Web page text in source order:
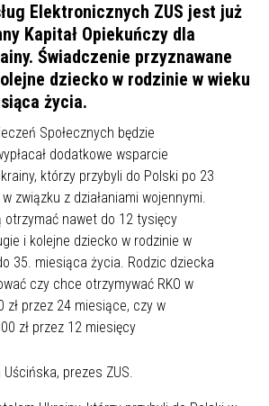
Elektronicznych ZUS jest już
Kapitał Opiekuńczy dla
Świadczenie przyznawane
dziecko w rodzinie w wieku
życia.
Społecznych będzie
dodatkowe wsparcie
którzy przybyli do Polski po 23
związku z działaniami wojennymi.
otrzymać nawet do 12 tysięcy
i kolejne dziecko w rodzinie w
35. miesiąca życia. Rodzic dziecka
czy chce otrzymywać RKO w
zł przez 24 miesiące, czy w
zł przez 12 miesięcy
prezes ZUS.